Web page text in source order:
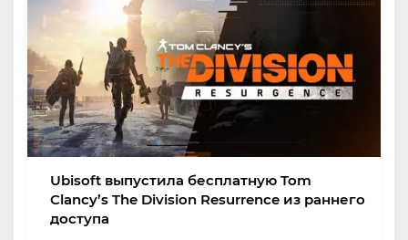
Ubisoft выпустила бесплатную Tom
Clancy’s The Division Resurrence из раннего
доступа